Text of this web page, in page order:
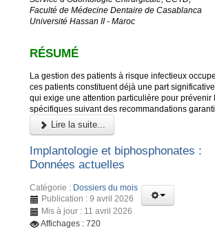
Faculté de Médecine Dentaire de Casablanca
Université Hassan II - Maroc
RÉSUMÉ
La gestion des patients à risque infectieux
ces patients constituent déjà une part
qui exige une attention particulière pour
spécifiques suivant des recommandations
Lire la suite...
Implantologie et biphosphonates :
Données actuelles
Catégorie : Dossiers du mois
Publication : 9 avril 2026
Mis à jour : 11 avril 2026
Affichages : 720